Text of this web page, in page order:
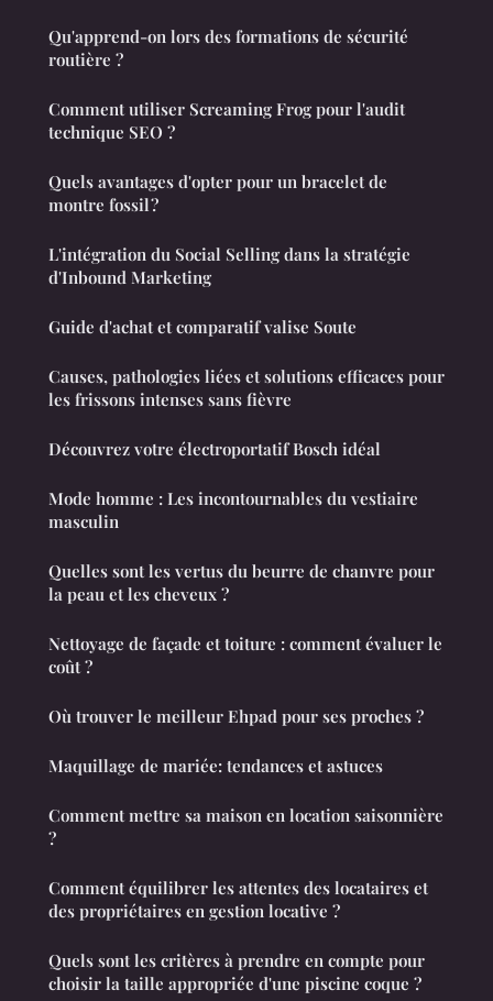
Qu'apprend-on lors des formations de sécurité
routière ?
Comment utiliser Screaming Frog pour l'audit
technique SEO ?
Quels avantages d'opter pour un bracelet de
montre fossil ?
L'intégration du Social Selling dans la stratégie
d'Inbound Marketing
Guide d'achat et comparatif valise Soute
Causes, pathologies liées et solutions efficaces pour
les frissons intenses sans fièvre
Découvrez votre électroportatif Bosch idéal
Mode homme : Les incontournables du vestiaire
masculin
Quelles sont les vertus du beurre de chanvre pour
la peau et les cheveux ?
Nettoyage de façade et toiture : comment évaluer le
coût ?
Où trouver le meilleur Ehpad pour ses proches ?
Maquillage de mariée: tendances et astuces
Comment mettre sa maison en location saisonnière
?
Comment équilibrer les attentes des locataires et
des propriétaires en gestion locative ?
Quels sont les critères à prendre en compte pour
choisir la taille appropriée d'une piscine coque ?